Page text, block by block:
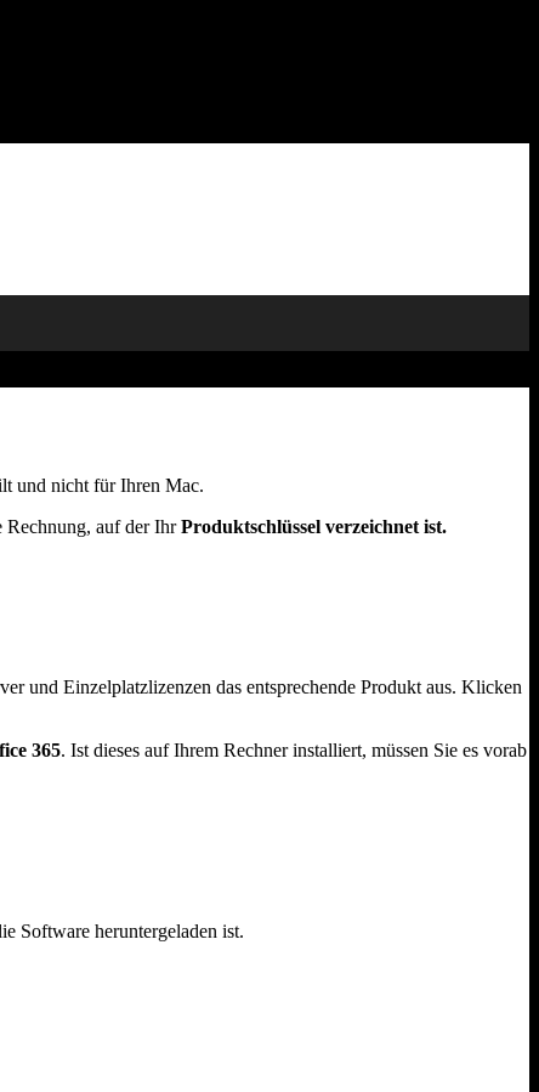
und nicht für Ihren Mac.
Rechnung, auf der IhrProduktschlüssel verzeichnet ist.
und Einzelplatzlizenzen das entsprechende Produkt aus. Klicken
365. Ist dieses auf Ihrem Rechner installiert, müssen Sie es vorab
Software heruntergeladen ist.